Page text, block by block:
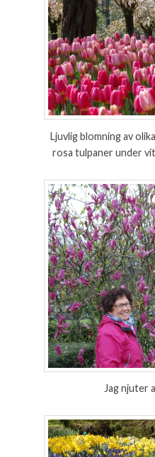
Ljuvlig blomning av
rosa tulpaner under
Jag njuter